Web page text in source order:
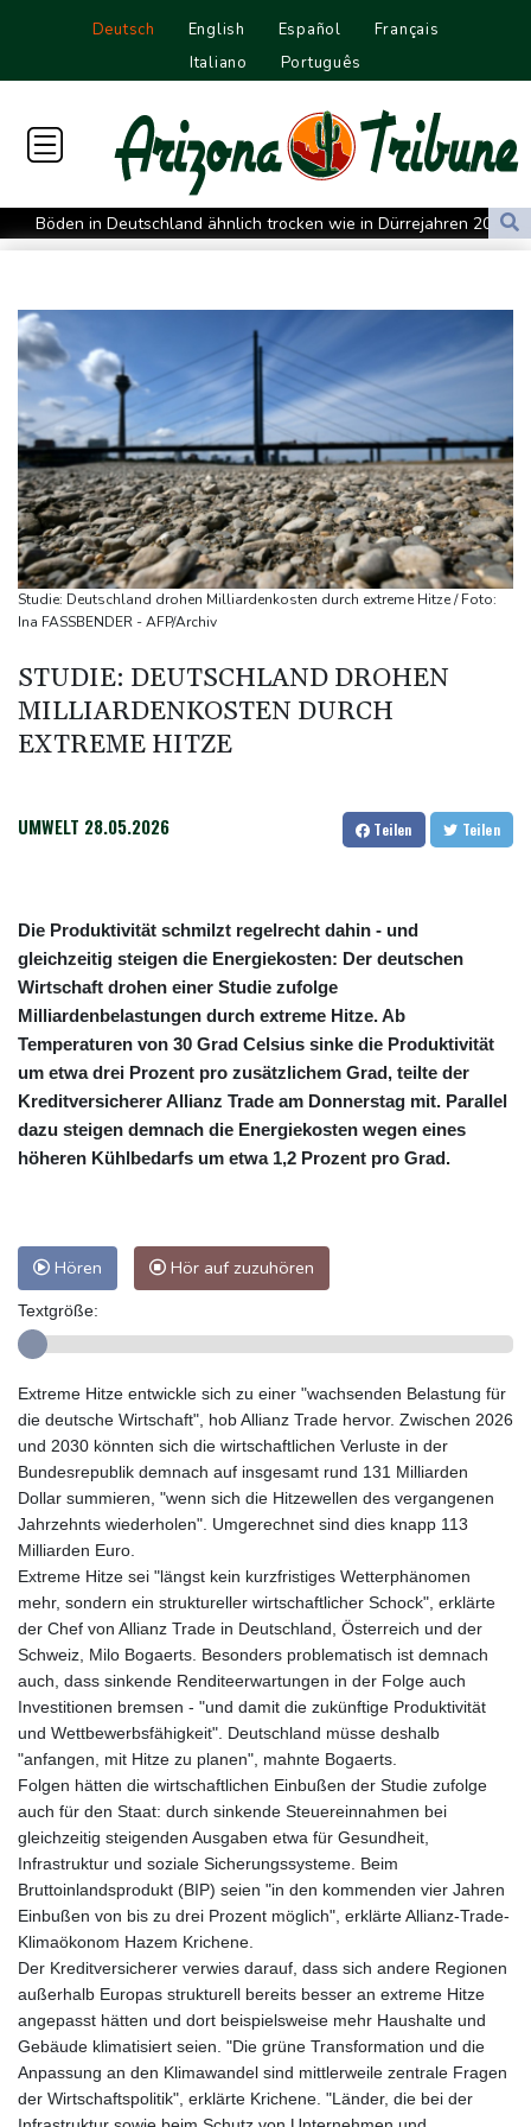
Deutsch English Español
Français
Italiano
Português
Böden in Deutschland ähnlich trocken wie in Dürrejahren 2018
und 2022
in Psychiatrie
Nach Ausweisung von Journalistin: Russland wirft Frankreich
"politische Verfolgung" vor
Iran-Krieg: Berichte über US-Munitionsknappheit - Pakistan will
neue Gespräche
Fund von Sprengstoffdrohne sorgt für Debatte über
Luftsicherheit
Für zwei Jahre: Salah-Wechsel zu Trabzonspor perfekt
Niedrigwasser: Bilger erwägt Aufhebung von Sonn- und
Feiertagsfahrverbot für Lkw
Kurs"
Knöchelbruch: Lamparter muss nach Sturz operiert werden
Medien: Ukrainisches Flugzeug in Leipzig neben Drohne war mit
Studie: Deutschland drohen Milliardenkosten durch extreme Hitze / Foto:
Ina FASSBENDER - AFP/Archiv
STUDIE: DEUTSCHLAND DROHEN
MILLIARDENKOSTEN DURCH
EXTREME HITZE
UMWELT 28.05.2026 Teilen Teilen
Die Produktivität schmilzt regelrecht dahin - und
gleichzeitig steigen die Energiekosten: Der deutschen
Wirtschaft drohen einer Studie zufolge
Milliardenbelastungen durch extreme Hitze. Ab
Temperaturen von 30 Grad Celsius sinke die Produktivität
um etwa drei Prozent pro zusätzlichem Grad, teilte der
Kreditversicherer Allianz Trade am Donnerstag mit. Parallel
dazu steigen demnach die Energiekosten wegen eines
höheren Kühlbedarfs um etwa 1,2 Prozent pro Grad.
Hören Hör auf zuzuhören
Textgröße:
Extreme Hitze entwickle sich zu einer "wachsenden Belastung für
die deutsche Wirtschaft", hob Allianz Trade hervor. Zwischen 2026
und 2030 könnten sich die wirtschaftlichen Verluste in der
Bundesrepublik demnach auf insgesamt rund 131 Milliarden
Dollar summieren, "wenn sich die Hitzewellen des vergangenen
Jahrzehnts wiederholen". Umgerechnet sind dies knapp 113
Milliarden Euro.
Extreme Hitze sei "längst kein kurzfristiges Wetterphänomen
mehr, sondern ein struktureller wirtschaftlicher Schock", erklärte
der Chef von Allianz Trade in Deutschland, Österreich und der
Schweiz, Milo Bogaerts. Besonders problematisch ist demnach
auch, dass sinkende Renditeerwartungen in der Folge auch
Investitionen bremsen - "und damit die zukünftige Produktivität
und Wettbewerbsfähigkeit". Deutschland müsse deshalb
"anfangen, mit Hitze zu planen", mahnte Bogaerts.
Folgen hätten die wirtschaftlichen Einbußen der Studie zufolge
auch für den Staat: durch sinkende Steuereinnahmen bei
gleichzeitig steigenden Ausgaben etwa für Gesundheit,
Infrastruktur und soziale Sicherungssysteme. Beim
Bruttoinlandsprodukt (BIP) seien "in den kommenden vier Jahren
Einbußen von bis zu drei Prozent möglich", erklärte Allianz-Trade-
Klimaökonom Hazem Krichene.
Der Kreditversicherer verwies darauf, dass sich andere Regionen
außerhalb Europas strukturell bereits besser an extreme Hitze
angepasst hätten und dort beispielsweise mehr Haushalte und
Gebäude klimatisiert seien. "Die grüne Transformation und die
Anpassung an den Klimawandel sind mittlerweile zentrale Fragen
der Wirtschaftspolitik", erklärte Krichene. "Länder, die bei der